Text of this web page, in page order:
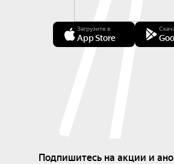
Загрузите в
App Store
Подпишитесь на акции и